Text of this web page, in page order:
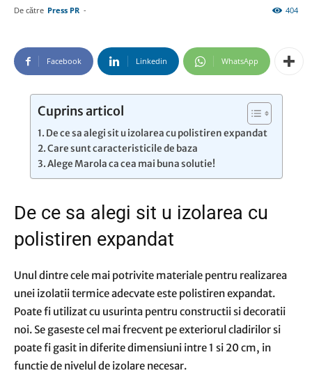
De către Press PR - 404
Facebook Linkedin WhatsApp
Cuprins articol
De ce sa alegi sit u izolarea cu polistiren expandat
Care sunt caracteristicile de baza
Alege Marola ca cea mai buna solutie!
De ce sa alegi sit u izolarea cu
polistiren expandat
Unul dintre cele mai potrivite materiale pentru realizarea
unei izolatii termice adecvate este polistiren expandat.
Poate fi utilizat cu usurinta pentru constructii si decoratii
noi. Se gaseste cel mai frecvent pe exteriorul cladirilor si
poate fi gasit in diferite dimensiuni intre 1 si 20 cm, in
functie de nivelul de izolare necesar.